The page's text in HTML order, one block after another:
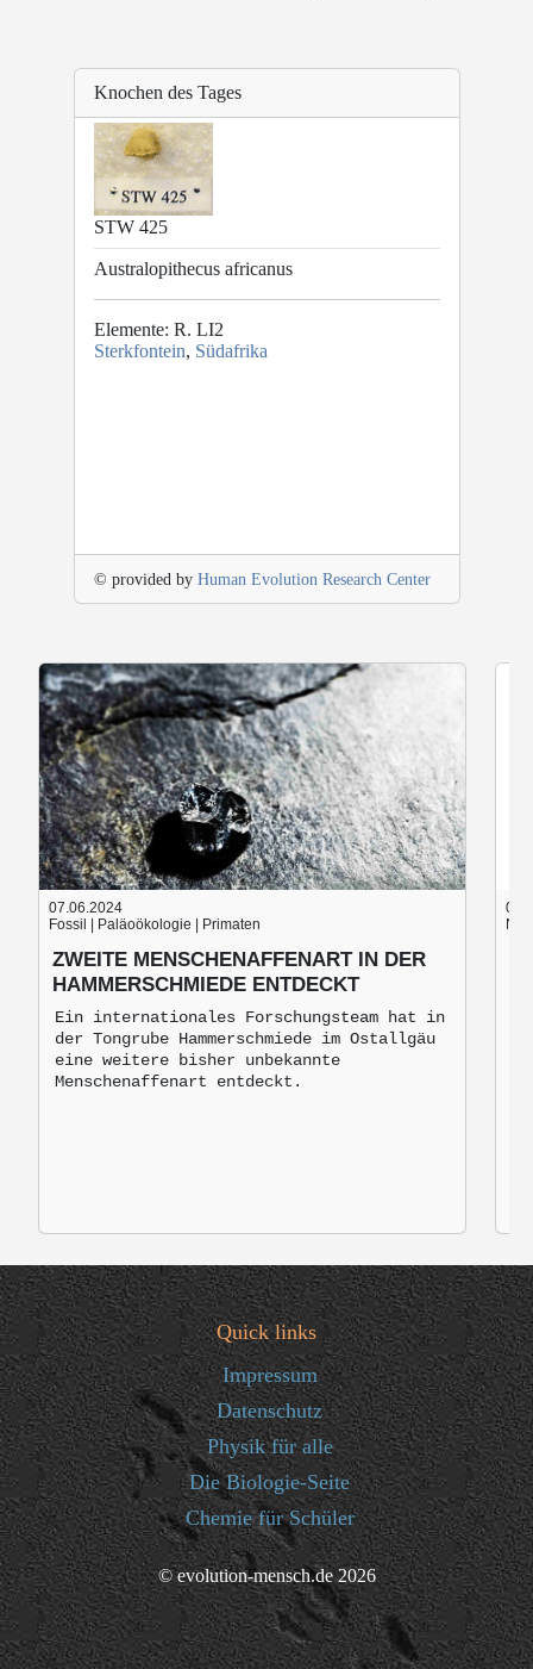
Knochen des Tages
STW 425
Australopithecus africanus
Elemente: R. LI2
Sterkfontein, Südafrika
© provided by Human Evolution Research Center
07.06.2024
Fossil | Paläoökologie | Primaten
ZWEITE MENSCHENAFFENART IN DER
HAMMERSCHMIEDE ENTDECKT
Ein internationales Forschungsteam hat in
der Tongrube Hammerschmiede im Ostallgäu
eine weitere bisher unbekannte
Menschenaffenart entdeckt.
Quick links
Impressum
Datenschutz
Physik für alle
Die Biologie-Seite
Chemie für Schüler
© evolution-mensch.de 2026